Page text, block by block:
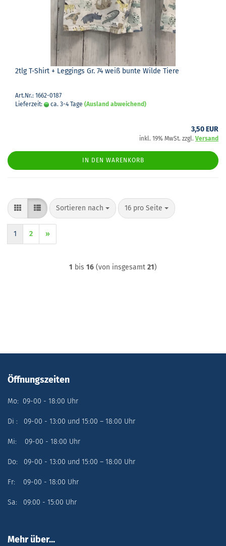
2tlg T-​Shirt + Leg­gings Gr. 74 weiß bunte Wilde Tiere
Art.Nr.: 1662-0187
Lieferzeit:
ca. 3-4 Tage (Ausland abweichend)
3,50 EUR
inkl. 19% MwSt. zzgl. Versand
IN DEN WARENKORB
Sortieren nach
Sortieren nach 16 pro Seite
pro Seite
1 2 »
1 bis 16 (von insgesamt 21)
Öffnungszeiten
Mo: 09-00 - 18:00 Uhr
Di : 09-00 - 13:00 und 15:00 – 18:00 Uhr
Mi: 09-00 - 18:00 Uhr
Do: 09-00 - 13:00 und 15:00 – 18:00 Uhr
Fr: 09-00 - 18:00 Uhr
Sa: 09:00 - 15:00 Uhr
Mehr über...